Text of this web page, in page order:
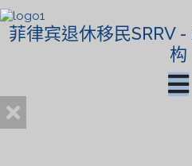
菲律宾退休移民SRRV
构